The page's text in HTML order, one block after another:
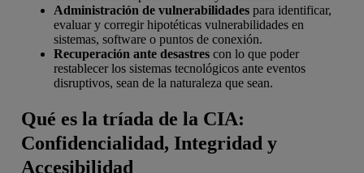
Administración de vulnerabilidades para identificar,
evaluar y corregir hipotéticas vulnerabilidades en
sistemas, software o puntos de conexión.
Recuperación ante desastres con lo que poder
restablecer los sistemas tecnológicos ante eventos
disruptivos, sean de la naturaleza que sean.
Qué es la tríada de la CIA:
Confidencialidad, Integridad y
Accesibilidad